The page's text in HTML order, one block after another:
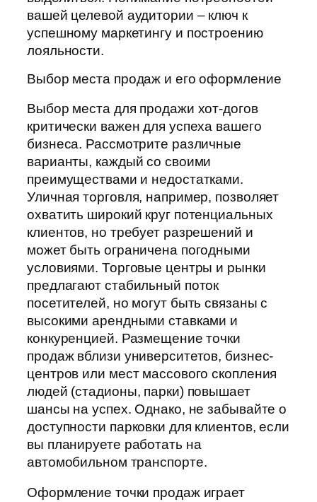
вашей целевой аудитории – ключ к
успешному маркетингу и построению
лояльности.
Выбор места продаж и его оформление
Выбор места для продажи хот-догов
критически важен для успеха вашего
бизнеса. Рассмотрите различные
варианты, каждый со своими
преимуществами и недостатками.
Уличная торговля, например, позволяет
охватить широкий круг потенциальных
клиентов, но требует разрешений и
может быть ограничена погодными
условиями. Торговые центры и рынки
предлагают стабильный поток
посетителей, но могут быть связаны с
высокими арендными ставками и
конкуренцией. Размещение точки
продаж вблизи университетов, бизнес-
центров или мест массового скопления
людей (стадионы, парки) повышает
шансы на успех. Однако, не забывайте о
доступности парковки для клиентов, если
вы планируете работать на
автомобильном транспорте.
Оформление точки продаж играет